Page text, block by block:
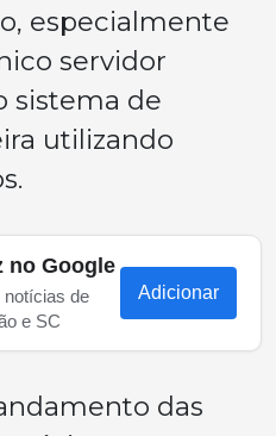
especialmente
servidor
sistema de
utilizando
no Google
notícias de
e SC
Adicionar
das